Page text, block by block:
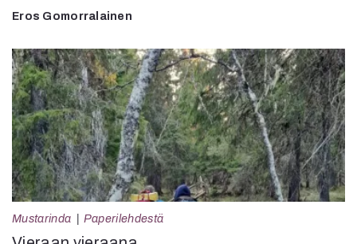
Eros Gomorralainen
Mustarinda Paperilehdestä